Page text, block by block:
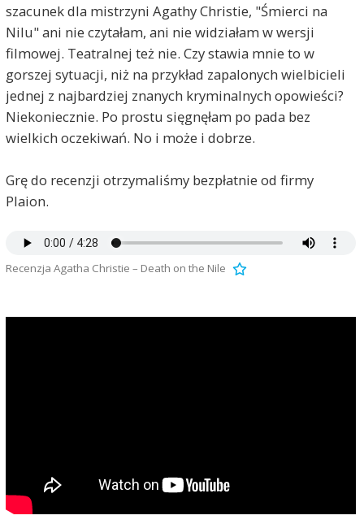
szacunek dla mistrzyni Agathy Christie, "Śmierci na
Nilu" ani nie czytałam, ani nie widziałam w wersji
filmowej. Teatralnej też nie. Czy stawia mnie to w
gorszej sytuacji, niż na przykład zapalonych wielbicieli
jednej z najbardziej znanych kryminalnych opowieści?
Niekoniecznie. Po prostu sięgnęłam po pada bez
wielkich oczekiwań. No i może i dobrze.
Grę do recenzji otrzymaliśmy bezpłatnie od firmy
Plaion.
Recenzja Agatha Christie – Death on the Nile